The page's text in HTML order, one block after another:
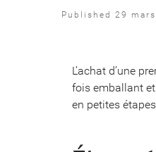
Published 29
L’achat d’une
fois emballant
en petites